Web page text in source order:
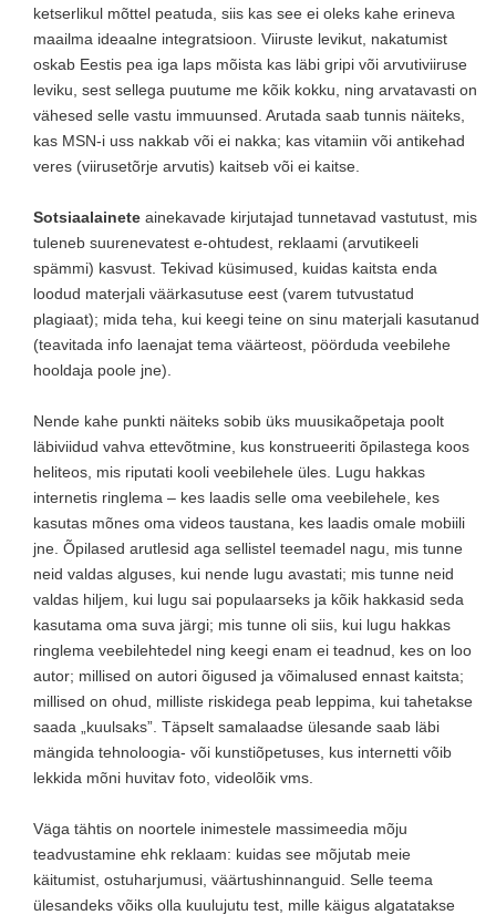
ketserlikul mõttel peatuda, siis kas see ei oleks kahe erineva
maailma ideaalne integratsioon. Viiruste levikut, nakatumist
oskab Eestis pea iga laps mõista kas läbi gripi või arvutiviiruse
leviku, sest sellega puutume me kõik kokku, ning arvatavasti on
vähesed selle vastu immuunsed. Arutada saab tunnis näiteks,
kas MSN-i uss nakkab või ei nakka; kas vitamiin või antikehad
veres (viirusetõrje arvutis) kaitseb või ei kaitse.
Sotsiaalainete ainekavade kirjutajad tunnetavad vastutust, mis
tuleneb suurenevatest e-ohtudest, reklaami (arvutikeeli
spämmi) kasvust. Tekivad küsimused, kuidas kaitsta enda
loodud materjali väärkasutuse eest (varem tutvustatud
plagiaat); mida teha, kui keegi teine on sinu materjali kasutanud
(teavitada info laenajat tema väärteost, pöörduda veebilehe
hooldaja poole jne).
Nende kahe punkti näiteks sobib üks muusikaõpetaja poolt
läbiviidud vahva ettevõtmine, kus konstrueeriti õpilastega koos
heliteos, mis riputati kooli veebilehele üles. Lugu hakkas
internetis ringlema – kes laadis selle oma veebilehele, kes
kasutas mõnes oma videos taustana, kes laadis omale mobiili
jne. Õpilased arutlesid aga sellistel teemadel nagu, mis tunne
neid valdas alguses, kui nende lugu avastati; mis tunne neid
valdas hiljem, kui lugu sai populaarseks ja kõik hakkasid seda
kasutama oma suva järgi; mis tunne oli siis, kui lugu hakkas
ringlema veebilehtedel ning keegi enam ei teadnud, kes on loo
autor; millised on autori õigused ja võimalused ennast kaitsta;
millised on ohud, milliste riskidega peab leppima, kui tahetakse
saada „kuulsaks”. Täpselt samalaadse ülesande saab läbi
mängida tehnoloogia- või kunstiõpetuses, kus internetti võib
lekkida mõni huvitav foto, videolõik vms.
Väga tähtis on noortele inimestele massimeedia mõju
teadvustamine ehk reklaam: kuidas see mõjutab meie
käitumist, ostuharjumusi, väärtushinnanguid. Selle teema
ülesandeks võiks olla kuulujutu test, mille käigus algatatakse